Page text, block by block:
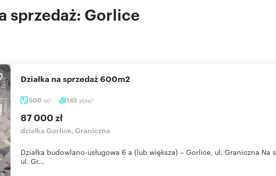
sprzedaż: Gorlice
600 m2 145 zł/m2
działka na sprzedaż 600m2
87 000 zł
działka Gorlice, Graniczna
Działka budowlano-usługowa 6 a (lub większa) – Gorlice, ul. Graniczna
ul. Gr...